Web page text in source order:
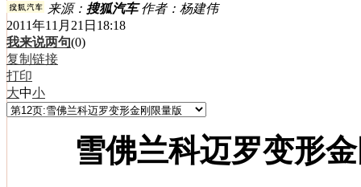
来源： 搜狐汽车作者：杨建伟
2011年11月21日18:18
我来说两句(0)
复制链接
打印
大中小
雪佛兰科迈罗变形